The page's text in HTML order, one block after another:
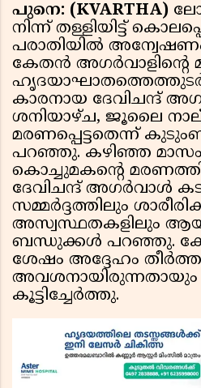
പുനെ: (KVARTHA)
നിന്ന് തള്ളിയിട്ട്
പരാതിയിൽ
കേതൻ അഗർവാളിന്റെ
കാരനായ ദേവിചന്ദ്
ശനിയാഴ്ച, ജൂലൈ നാല്
മരണപ്പെട്ടതെന്ന്
പറഞ്ഞു. കഴിഞ്ഞ
കൊച്ചുമകന്റെ
ദേവിചന്ദ് അഗർവാൾ
സമ്മർദ്ദത്തിലും
അസ്വസ്ഥതകളിലും
ബന്ധുക്കൾ പറഞ്ഞു.
ശേഷം അദ്ദേഹം
കൂട്ടിച്ചേർത്തു.